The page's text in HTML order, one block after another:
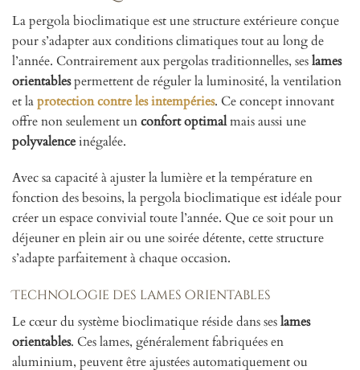
La pergola bioclimatique est une structure extérieure conçue
pour s’adapter aux conditions climatiques tout au long de
l’année. Contrairement aux pergolas traditionnelles, seslames
orientablespermettent de réguler la luminosité, la ventilation
et laprotection contre les intempéries. Ce concept innovant
offre non seulement unconfort optimalmais aussi une
polyvalenceinégalée.
Avec sa capacité à ajuster la lumière et la température en
fonction des besoins, la pergola bioclimatique est idéale pour
créer un espace convivial toute l’année. Que ce soit pour un
déjeuner en plein air ou une soirée détente, cette structure
s’adapte parfaitement à chaque occasion.
Technologie des lames orientables
Le cœur du système bioclimatique réside dans seslames
orientables. Ces lames, généralement fabriquées en
aluminium, peuvent être ajustées automatiquement ou